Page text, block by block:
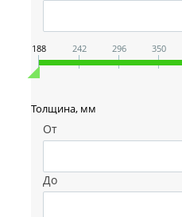
188 242 296 350
Толщина, мм
От
До